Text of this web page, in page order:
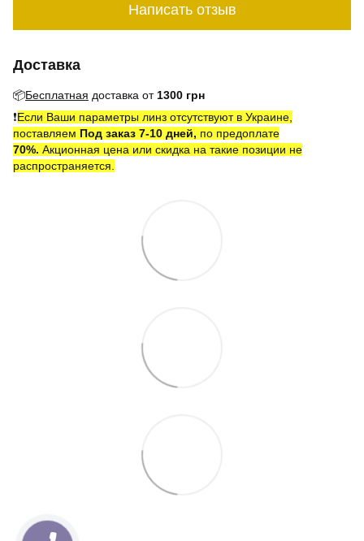
Написать отзыв
Доставка
📦Бесплатная доставка от 1300 грн
❗️Если Ваши параметры линз отсутствуют в Украине,
поставляем Под заказ 7-10 дней, по предоплате
70%. Акционная цена или скидка на такие позиции не
распространяется.